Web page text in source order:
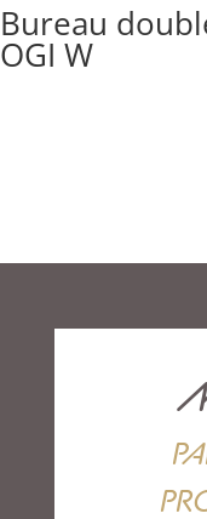
Bureau
OGI W